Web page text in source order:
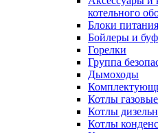
котельного
Блоки
Бойлеры и
Горелки
Группа
Дымоходы
Котлы газовые
Котлы
Котлы